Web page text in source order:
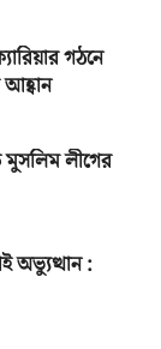
গঠনে
আহ্বান
লীগের
অভ্যুত্থান :